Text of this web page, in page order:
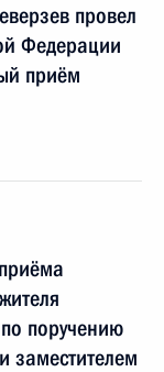
провел
Федерации
приём
поручению
заместителем